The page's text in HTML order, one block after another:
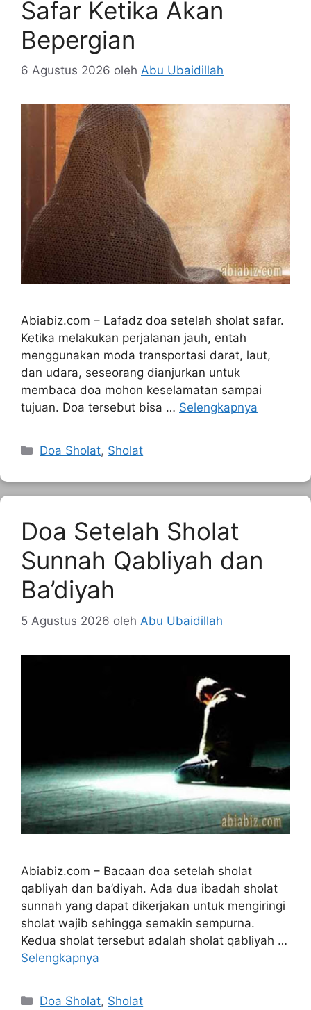
Safar Ketika Akan
Bepergian
6 Agustus 2026 oleh Abu Ubaidillah
Abiabiz.com – Lafadz doa setelah sholat safar.
Ketika melakukan perjalanan jauh, entah
menggunakan moda transportasi darat, laut,
dan udara, seseorang dianjurkan untuk
membaca doa mohon keselamatan sampai
tujuan. Doa tersebut bisa … Selengkapnya
Kategori
Doa Sholat, Sholat
Doa Setelah Sholat
Sunnah Qabliyah dan
Ba’diyah
5 Agustus 2026 oleh Abu Ubaidillah
Abiabiz.com – Bacaan doa setelah sholat
qabliyah dan ba’diyah. Ada dua ibadah sholat
sunnah yang dapat dikerjakan untuk mengiringi
sholat wajib sehingga semakin sempurna.
Kedua sholat tersebut adalah sholat qabliyah …
Selengkapnya
Kategori
Doa Sholat, Sholat